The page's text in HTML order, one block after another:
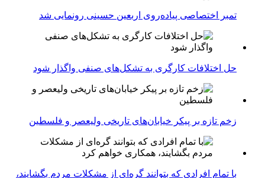
تمبر اختصاصی پیاده‌روی اربعین حسینی رونمایی شد
حل اختلافات کارگری به تشکل‌های صنفی واگذار شود
زخم تازه بر پیکر خیابان‌های تاریخی ولیعصر و فلسطین
با تمام افرادی که بتوانند گره‌ای از مشکلات مردم بگشایند،